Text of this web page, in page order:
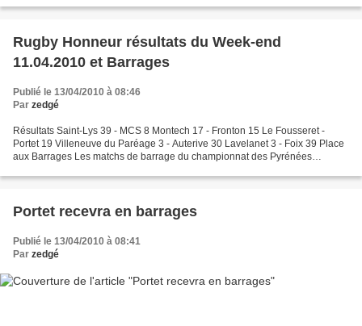
Rugby Honneur résultats du Week-end
11.04.2010 et Barrages
Publié le 13/04/2010 à 08:46
Par zedgé
Résultats Saint-Lys 39 - MCS 8 Montech 17 - Fronton 15 Le Fousseret -
Portet 19 Villeneuve du Paréage 3 - Auterive 30 Lavelanet 3 - Foix 39 Place
aux Barrages Les matchs de barrage du championnat des Pyrénées
Portet recevra en barrages
Publié le 13/04/2010 à 08:41
Par zedgé